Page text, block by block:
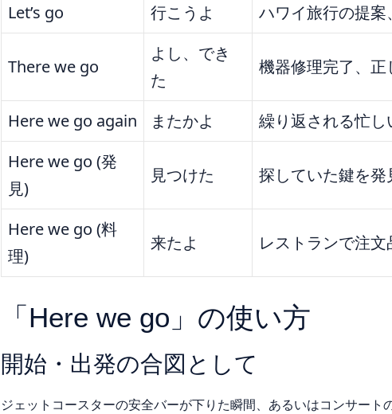
Let’s go 行こうよ ハワイ旅行の提案
There we go
よし、でき
た
機器修理完了、正
Here we go again またかよ 繰り返される忙
Here we go (発
見)
見つけた 探していた鍵を発
Here we go (料
理)
来たよ レストランで注文
「Here we go」の使い方
開始・出発の合図として
ジェットコースターの安全バーが下りた瞬間、あるいはコンサート